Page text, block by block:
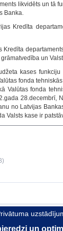
likvidēts un tā
Banka.
Kredīta
un
kases
fonda
Valūtas fonda
28.decembrī,
no Latvijas
Valsts kase ir
un